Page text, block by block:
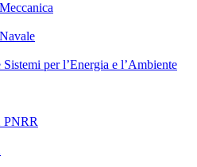
per l’Energia e l’Ambiente
PNRR